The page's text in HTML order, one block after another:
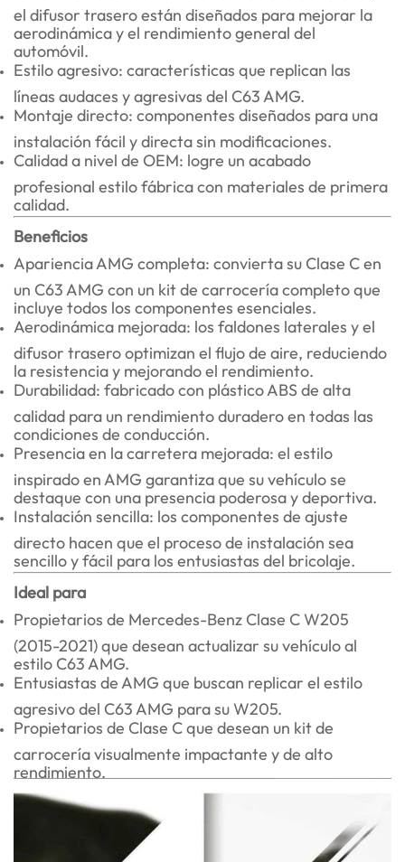
el difusor trasero están diseñados para mejorar la
aerodinámica y el rendimiento general del
automóvil.
Estilo agresivo: características que replican las
líneas audaces y agresivas del C63 AMG.
Montaje directo: componentes diseñados para una
instalación fácil y directa sin modificaciones.
Calidad a nivel de OEM: logre un acabado
profesional estilo fábrica con materiales de primera
calidad.
Beneficios
Apariencia AMG completa: convierta su Clase C en
un C63 AMG con un kit de carrocería completo que
incluye todos los componentes esenciales.
Aerodinámica mejorada: los faldones laterales y el
difusor trasero optimizan el flujo de aire, reduciendo
la resistencia y mejorando el rendimiento.
Durabilidad: fabricado con plástico ABS de alta
calidad para un rendimiento duradero en todas las
condiciones de conducción.
Presencia en la carretera mejorada: el estilo
inspirado en AMG garantiza que su vehículo se
destaque con una presencia poderosa y deportiva.
Instalación sencilla: los componentes de ajuste
directo hacen que el proceso de instalación sea
sencillo y fácil para los entusiastas del bricolaje.
Ideal para
Propietarios de Mercedes-Benz Clase C W205
(2015-2021) que desean actualizar su vehículo al
estilo C63 AMG.
Entusiastas de AMG que buscan replicar el estilo
agresivo del C63 AMG para su W205.
Propietarios de Clase C que desean un kit de
carrocería visualmente impactante y de alto
rendimiento.